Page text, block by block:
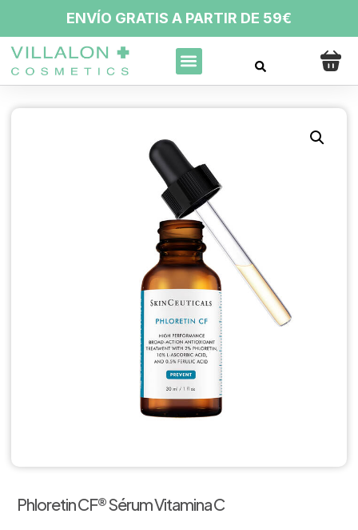
ENVÍO GRATIS A PARTIR DE 59€
Phloretin CF® Sérum Vitamina C